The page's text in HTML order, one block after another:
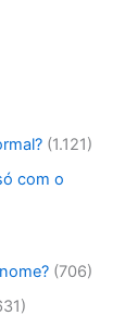
(1.121)
com o
(706)